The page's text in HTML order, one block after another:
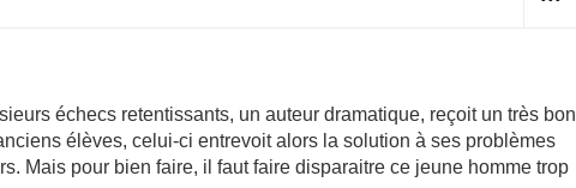
échecs retentissants, un auteur dramatique, reçoit un très bon
élèves, celui-ci entrevoit alors la solution à ses problèmes
Mais pour bien faire, il faut faire disparaitre ce jeune homme trop